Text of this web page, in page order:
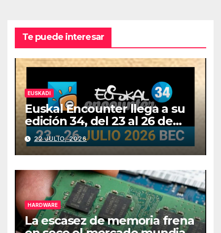
Te puede interesar
EUSKADI
Euskal Encounter llega a su
edición 34, del 23 al 26 de
julio
22 JULIO, 2026
HARDWARE
La escasez de memoria frena